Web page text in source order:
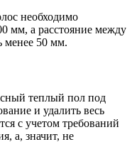
необходимо
мм, а расстояние между
менее 50 мм.
теплый пол под
и удалить весь
с учетом требований
а, значит, не